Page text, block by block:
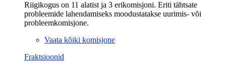
Riigikogus on 11 alatist ja 3 erikomisjoni. Eriti tähtsate
probleemide lahendamiseks moodustatakse uurimis- või
probleemkomisjone.
Vaata kõiki komisjone
Fraktsioonid